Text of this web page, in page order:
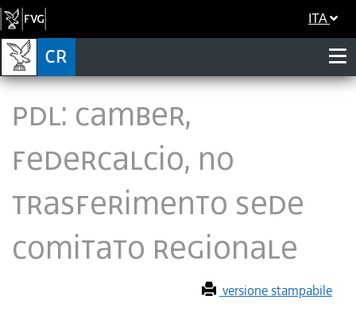
ITA
Pdl: Camber,
Federcalcio, no
trasferimento sede
Comitato regionale
versione stampabile